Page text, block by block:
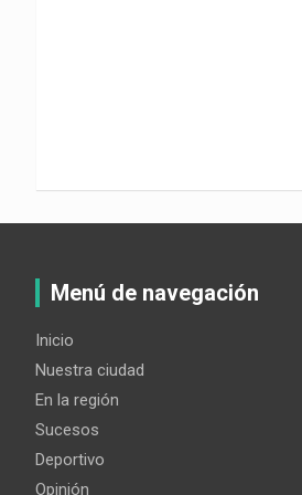
Menú de navegación
Inicio
Nuestra ciudad
En la región
Sucesos
Deportivo
Opinión